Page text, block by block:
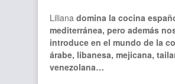
Liliana domina la cocina
mediterránea, pero además
introduce en el mundo de la
árabe, libanesa, mejicana,
venezolana…